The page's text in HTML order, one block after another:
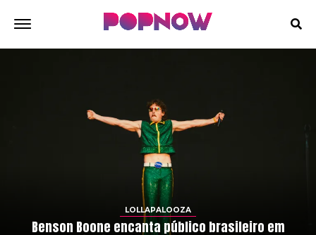
LOLLAPALOOZA
Benson Boone encanta público brasileiro em